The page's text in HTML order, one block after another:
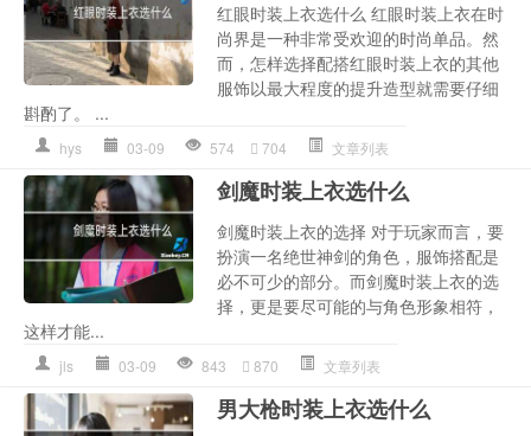
红眼时装上衣选什么 红眼时装上衣在时
尚界是一种非常受欢迎的时尚单品。然
而，怎样选择配搭红眼时装上衣的其他
服饰以最大程度的提升造型就需要仔细
斟酌了。 ...
hys 03-09 574 704 文章列表
剑魔时装上衣选什么
剑魔时装上衣的选择 对于玩家而言，要
扮演一名绝世神剑的角色，服饰搭配是
必不可少的部分。而剑魔时装上衣的选
择，更是要尽可能的与角色形象相符，
这样才能...
jls 03-09 843 870 文章列表
男大枪时装上衣选什么